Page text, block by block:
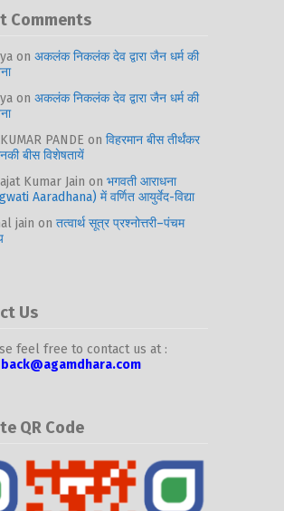
Comments
on अकलंक निकलंक देव द्वारा जैन धर्म की
on अकलंक निकलंक देव द्वारा जैन धर्म की
PANDE on विहरमान बीस तीर्थंकर
बीस विशेषतायें
Kumar Jain on भगवती आराधना
Aaradhana) में वर्णित आयुर्वेद-विद्या
jain on तत्वार्थ सूत्र प्रश्नोत्तरी–पंचम
Us
feel free to contact us at :
QR Code